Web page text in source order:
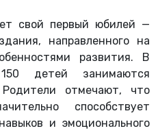
свой первый юбилей —
направленного на
развития. В
детей занимаются
отмечают, что
способствует
и эмоционального